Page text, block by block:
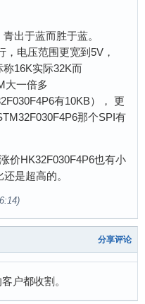
出于蓝而胜于蓝。
，电压范围更宽到5V，
称16K实际32K而
大一倍多
有10KB）， 更
那个SPI有
价HK32F030F4P6也有小
是超高的。
分享评论
户都收割。